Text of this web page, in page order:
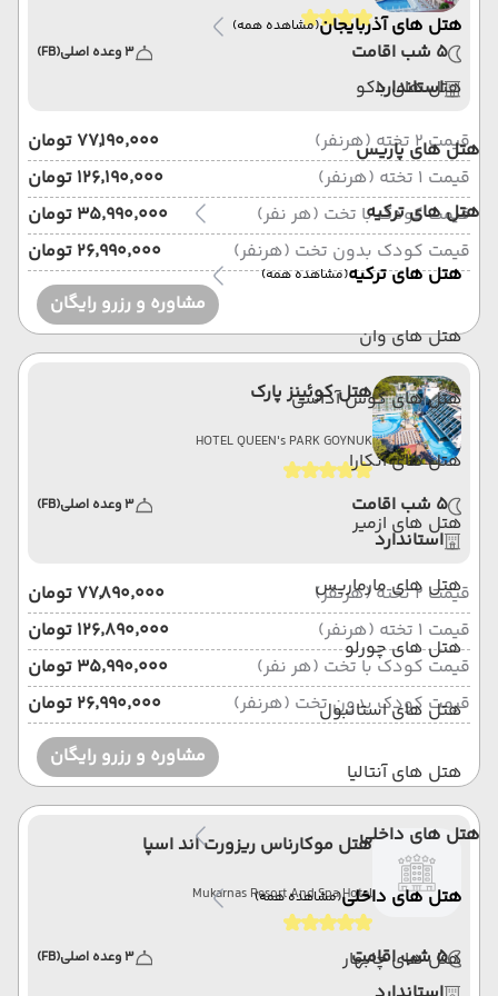
هتل های آذربایجان(مشاهده همه)
هتل های باکو
هتل های پاریس
هتل های ترکیه
هتل های ترکیه(مشاهده همه)
هتل های وان
هتل های کوش آداسی
هتل های آنکارا
هتل های ازمیر
هتل های مارماریس
هتل های چورلو
هتل های استانبول
هتل های آنتالیا
هتل های داخلی
هتل های داخلی(مشاهده همه)
هتل های چابهار
5 شب اقامت 3 وعده اصلی (FB)
استاندارد
قیمت 2 تخته (هرنفر)
۷۷٬۱۹۰٬۰۰۰ تومان
قیمت 1 تخته (هرنفر)
۱۲۶٬۱۹۰٬۰۰۰ تومان
قیمت کودک با تخت (هر نفر)
۳۵٬۹۹۰٬۰۰۰ تومان
قیمت کودک بدون تخت (هرنفر)
۲۶٬۹۹۰٬۰۰۰ تومان
مشاوره و رزرو رایگان
هتل کوئینز پارک
HOTEL QUEEN's PARK GOYNUK
5 شب اقامت 3 وعده اصلی (FB)
استاندارد
قیمت 2 تخته (هرنفر)
۷۷٬۸۹۰٬۰۰۰ تومان
قیمت 1 تخته (هرنفر)
۱۲۶٬۸۹۰٬۰۰۰ تومان
قیمت کودک با تخت (هر نفر)
۳۵٬۹۹۰٬۰۰۰ تومان
قیمت کودک بدون تخت (هرنفر)
۲۶٬۹۹۰٬۰۰۰ تومان
مشاوره و رزرو رایگان
هتل موکارناس ریزورت اند اسپا
Mukarnas Resort And Spa Hotel
5 شب اقامت 3 وعده اصلی (FB)